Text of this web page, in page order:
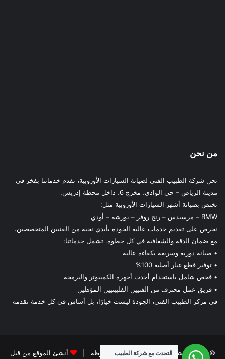
من نحن
نحن شركة الطبيب الفني لصيانة السيارات الأوروبية، نقدم خدماتنا بفخر في
مدينة الرياض – حي الوادي، مخرج 6، داخل محطة إدريس.
نختص بصيانة أشهر السيارات الأوروبية مثل:
BMW – مرسيدس – رنج روفر – بورشه – أودي
نحرص على تقديم خدمات عالية الجودة بأيدي نخبة من الفنيين المتخصصين،
مع ضمان الدقة والشفافية في كل خطوة. تشمل خدماتنا:
• صيانة دورية وسريعة بكفاءة عالية
• توفير قطع غيار أصلية 100%
• فحص شامل باستخدام أحدث أجهزة الكمبيوتر والبرمجة
• فريق عمل محترف من الفنيين الفلبينيين المؤهلين
في مركز الطبيب الفني، الجودة ليست خيارًا، بل أساس في كل خدمة نقدمه
© حقوق النشر 2026، جميع الحقوق محفوظة | أنشئ الموقع من قبل التحدث مع شركة الطبيب